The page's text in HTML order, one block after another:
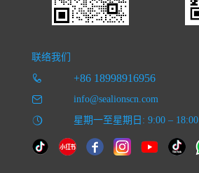
联络我们
+86 18998916956
info@sealionscn.com
星期一至星期日: 9:00 – 18:00